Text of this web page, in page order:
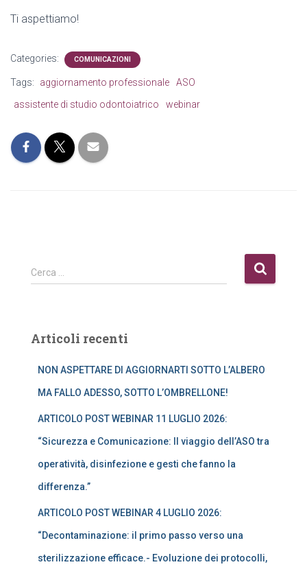
Ti aspettiamo!
Categories: COMUNICAZIONI
Tags: aggiornamento professionale
ASO
assistente di studio odontoiatrico
webinar
R
i
c
Cerca …
Articoli recenti
NON ASPETTARE DI AGGIORNARTI SOTTO L’ALBERO
MA FALLO ADESSO, SOTTO L’OMBRELLONE!
ARTICOLO POST WEBINAR 11 LUGLIO 2026:
“Sicurezza e Comunicazione: Il viaggio dell’ASO tra
operatività, disinfezione e gesti che fanno la
differenza.”
ARTICOLO POST WEBINAR 4 LUGLIO 2026:
“Decontaminazione: il primo passo verso una
sterilizzazione efficace.- Evoluzione dei protocolli,